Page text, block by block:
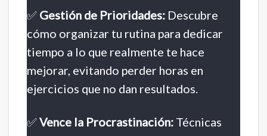
✅ Gestión de Prioridades:Descubre
cómo organizar tu rutina para dedicar
tiempo a lo que realmente te hace
mejorar, evitando perder horas en
ejercicios que no dan resultados.
✅Vence la Procrastinación:Técnicas